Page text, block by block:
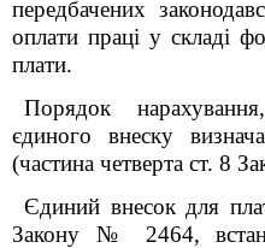
передбачених
оплати праці у складі
плати.
Порядок
єдиного внеску
(частина четверта ст. 8
Єдиний внесок для
Закону № 2464,